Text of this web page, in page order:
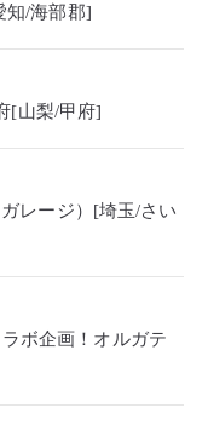
知/海部郡]
[山梨/甲府]
レージ）[埼玉/さい
ボ企画！オルガテ